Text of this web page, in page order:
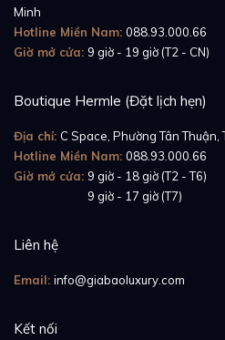
Minh
Hotline Miền Nam: 088.93.000.66
Giờ mở cửa: 9 giờ - 19 giờ (T2 - CN)
Boutique Hermle (Đặt lịch hẹn)
Địa chỉ: C Space, Phường Tân Thuận,
Hotline Miền Nam: 088.93.000.66
Giờ mở cửa: 9 giờ - 18 giờ (T2 - T6)
9 giờ - 17 giờ (T7)
Liên hệ
Email: info@giabaoluxury.com
Kết nối